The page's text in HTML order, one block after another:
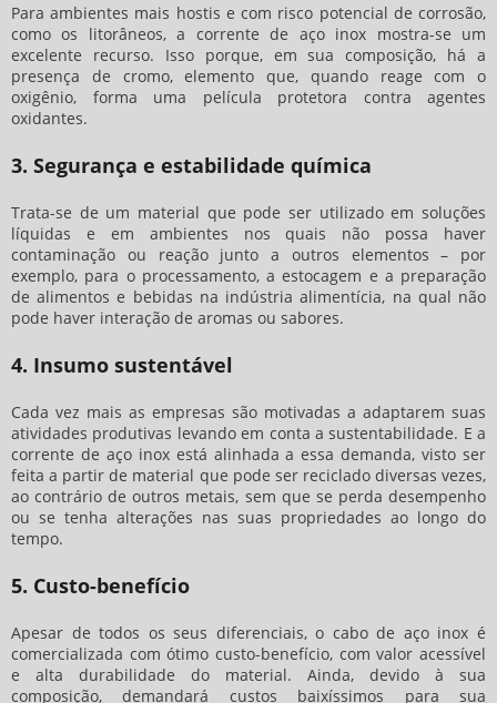
Para ambientes mais hostis e com risco potencial de corrosão,
como os litorâneos, a corrente de aço inox mostra-se um
excelente recurso. Isso porque, em sua composição, há a
presença de cromo, elemento que, quando reage com o
oxigênio, forma uma película protetora contra agentes
oxidantes.
3. Segurança e estabilidade química
Trata-se de um material que pode ser utilizado em soluções
líquidas e em ambientes nos quais não possa haver
contaminação ou reação junto a outros elementos – por
exemplo, para o processamento, a estocagem e a preparação
de alimentos e bebidas na indústria alimentícia, na qual não
pode haver interação de aromas ou sabores.
4. Insumo sustentável
Cada vez mais as empresas são motivadas a adaptarem suas
atividades produtivas levando em conta a sustentabilidade. E a
corrente de aço inox está alinhada a essa demanda, visto ser
feita a partir de material que pode ser reciclado diversas vezes,
ao contrário de outros metais, sem que se perda desempenho
ou se tenha alterações nas suas propriedades ao longo do
tempo.
5. Custo-benefício
Apesar de todos os seus diferenciais, o cabo de aço inox é
comercializada com ótimo custo-benefício, com valor acessível
e alta durabilidade do material. Ainda, devido à sua
composição, demandará custos baixíssimos para sua